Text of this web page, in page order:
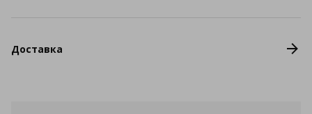
Доставка